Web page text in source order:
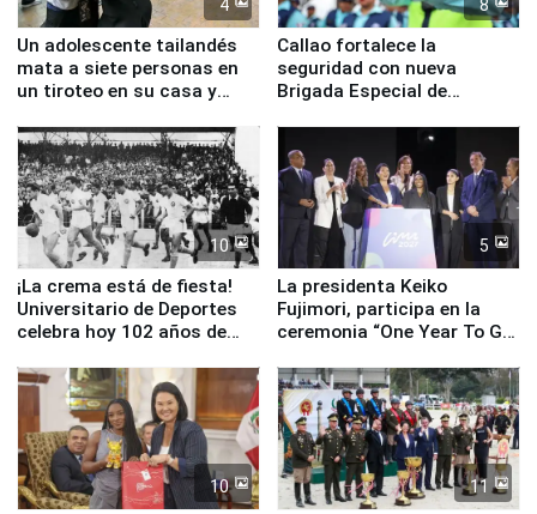
4
Un adolescente tailandés
mata a siete personas en
un tiroteo en su casa y
8
Callao fortalece la
seguridad con nueva
Brigada Especial de
equipamiento para
Serenazgo
10
¡La crema está de fiesta!
Universitario de Deportes
celebra hoy 102 años de
5
La presidenta Keiko
Fujimori, participa en la
ceremonia “One Year To Go
10 11